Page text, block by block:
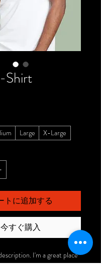
Shirt
Large
X-Large
トに追加する
今すぐ購入
I'm a great place